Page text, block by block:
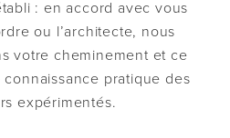
: en accord avec vous
ou l’architecte, nous
votre cheminement et ce
pratique des
expérimentés.